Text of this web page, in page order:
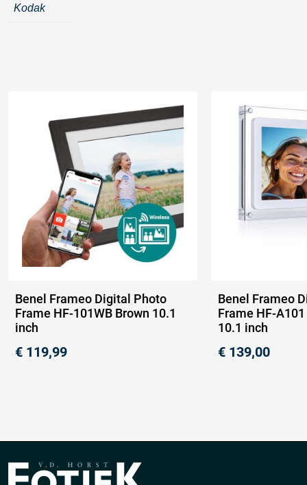
Kodak
Benel Frameo Digital Photo
Frame HF-101WB Brown 10.1
inch
€ 119,99
Benel Frameo
Frame HF-
10.1 inch
€ 139,00